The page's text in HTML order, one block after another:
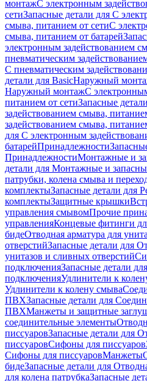
монтажС электронным
сетиЗапасные детали для С
смыва, питанием от сетиС
смыва, питанием от батарей
электронным задействованием
пневматическим
С пневматическим
детали для BasicНаружный
Наружный монтажС
питанием от сетиЗапасные
задействованием смыва,
задействованием смыва,
для С электронным
батарейПринадлежности
ПринадлежностиМонтажные и
детали для Монтажные и
патрубки, колена смыва и
комплектыЗапасные детали для
комплектыЗащитные крышки
управления смывомПрочие
управленияКонцевые фитинги
бидеОтводная арматура для
отверстийЗапасные детали для
унитазов и сливных отверстий
подключенияЗапасные детали
подключенияУдлинители к
Удлинители к колену смыва
ПВХЗапасные детали для
ПВХМанжеты и защитные
соединительные элементы
писсуаровЗапасные детали для
писсуаровCифоны для писсуаров
Cифоны для писсуаровМанжеты
бидеЗапасные детали для
для колена патрубкаЗапасные